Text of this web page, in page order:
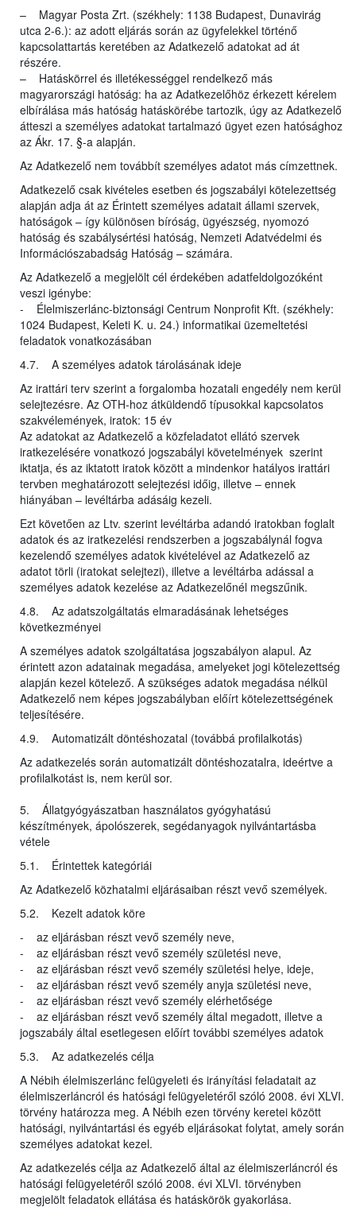
– Magyar Posta Zrt. (székhely: 1138 Budapest, Dunavirág
utca 2-6.): az adott eljárás során az ügyfelekkel történő
kapcsolattartás keretében az Adatkezelő adatokat ad át
részére.
– Hatáskörrel és illetékességgel rendelkező más
magyarországi hatóság: ha az Adatkezelőhöz érkezett kérelem
elbírálása más hatóság hatáskörébe tartozik, úgy az Adatkezelő
átteszi a személyes adatokat tartalmazó ügyet ezen hatósághoz
az Ákr. 17. §-a alapján.
Az Adatkezelő nem továbbít személyes adatot más címzettnek.
Adatkezelő csak kivételes esetben és jogszabályi kötelezettség
alapján adja át az Érintett személyes adatait állami szervek,
hatóságok – így különösen bíróság, ügyészség, nyomozó
hatóság és szabálysértési hatóság, Nemzeti Adatvédelmi és
Információszabadság Hatóság – számára.
Az Adatkezelő a megjelölt cél érdekében adatfeldolgozóként
veszi igénybe:
- Élelmiszerlánc-biztonsági Centrum Nonprofit Kft. (székhely:
1024 Budapest, Keleti K. u. 24.) informatikai üzemeltetési
feladatok vonatkozásában
4.7. A személyes adatok tárolásának ideje
Az irattári terv szerint a forgalomba hozatali engedély nem kerül
selejtezésre. Az OTH-hoz átküldendő típusokkal kapcsolatos
szakvélemények, iratok: 15 év
Az adatokat az Adatkezelő a közfeladatot ellátó szervek
iratkezelésére vonatkozó jogszabályi követelmények szerint
iktatja, és az iktatott iratok között a mindenkor hatályos irattári
tervben meghatározott selejtezési időig, illetve – ennek
hiányában – levéltárba adásáig kezeli.
Ezt követően az Ltv. szerint levéltárba adandó iratokban foglalt
adatok és az iratkezelési rendszerben a jogszabálynál fogva
kezelendő személyes adatok kivételével az Adatkezelő az
adatot törli (iratokat selejtezi), illetve a levéltárba adással a
személyes adatok kezelése az Adatkezelőnél megszűnik.
4.8. Az adatszolgáltatás elmaradásának lehetséges
következményei
A személyes adatok szolgáltatása jogszabályon alapul. Az
érintett azon adatainak megadása, amelyeket jogi kötelezettség
alapján kezel kötelező. A szükséges adatok megadása nélkül
Adatkezelő nem képes jogszabályban előírt kötelezettségének
teljesítésére.
4.9. Automatizált döntéshozatal (továbbá profilalkotás)
Az adatkezelés során automatizált döntéshozatalra, ideértve a
profilalkotást is, nem kerül sor.
5. Állatgyógyászatban használatos gyógyhatású
készítmények, ápolószerek, segédanyagok nyilvántartásba
vétele
5.1. Érintettek kategóriái
Az Adatkezelő közhatalmi eljárásaiban részt vevő személyek.
5.2. Kezelt adatok köre
- az eljárásban részt vevő személy neve,
- az eljárásban részt vevő személy születési neve,
- az eljárásban részt vevő személy születési helye, ideje,
- az eljárásban részt vevő személy anyja születési neve,
- az eljárásban részt vevő személy elérhetősége
- az eljárásban részt vevő személy által megadott, illetve a
jogszabály által esetlegesen előírt további személyes adatok
5.3. Az adatkezelés célja
A Nébih élelmiszerlánc felügyeleti és irányítási feladatait az
élelmiszerláncról és hatósági felügyeletéről szóló 2008. évi XLVI.
törvény határozza meg. A Nébih ezen törvény keretei között
hatósági, nyilvántartási és egyéb eljárásokat folytat, amely során
személyes adatokat kezel.
Az adatkezelés célja az Adatkezelő által az élelmiszerláncról és
hatósági felügyeletéről szóló 2008. évi XLVI. törvényben
megjelölt feladatok ellátása és hatáskörök gyakorlása.